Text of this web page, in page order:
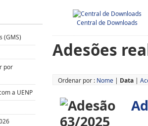
Central de Downloads
Adesões
Ordenar por : Nome | Data |
(GMS)
por
a UENP